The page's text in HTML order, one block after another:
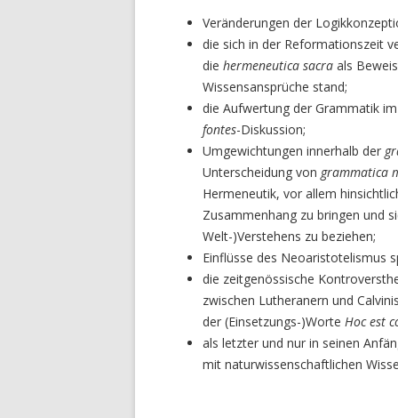
Veränderungen der
die sich in der Reformationszeit
die hermeneutica sacra als
Wissensansprüche stand;
die Aufwertung der Grammatik
fontes-Diskussion;
Umgewichtungen innerhalb der
Unterscheidung von grammatica
Hermeneutik, vor allem
Zusammenhang zu bringen und
Welt-)Verstehens zu beziehen;
Einflüsse des Neoaristotelismus
die zeitgenössische
zwischen Lutheranern und
der (Einsetzungs-)Worte Hoc est
als letzter und nur in seinen
mit naturwissenschaftlichen